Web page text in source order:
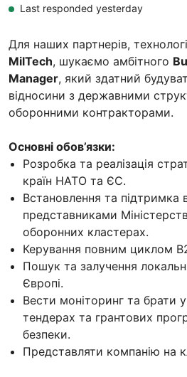
Для наших партнерів,
MilTech, шукаємо амбітного
Manager, який здатний
відносини з державними
оборонними контракторами.
Основні обов’язки:
Розробка та реалізація
країн НАТО та ЄС.
Встановлення та підтримка
представниками
оборонних кластерах.
Керування повним циклом
Пошук та залучення
Європі.
Вести моніторинг та брати
тендерах та грантових
безпеки.
Представляти компанію на
Last responded yesterday